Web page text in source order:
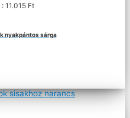
11.015 Ft
nyakpántos sárga